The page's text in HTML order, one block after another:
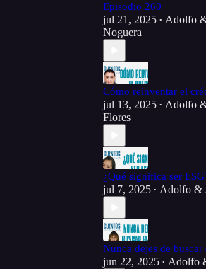
Episodio 260
jul 21, 2025 • Adolfo
Noguera
Cómo reinventar el
jul 13, 2025 • Adolfo
Flores
¿Qué significa ser
jul 7, 2025 • Adolfo &
Nunca dejes de
jun 22, 2025 • Adolfo